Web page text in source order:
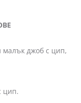
малък джоб с цип,
цип.